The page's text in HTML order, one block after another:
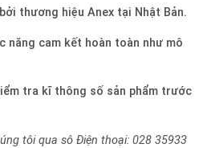
thương hiệu Anex tại Nhật Bản.
năng cam kết hoàn toàn như mô
tra kĩ thông số sản phẩm trước
tôi qua sô Điện thoại: 028 35933